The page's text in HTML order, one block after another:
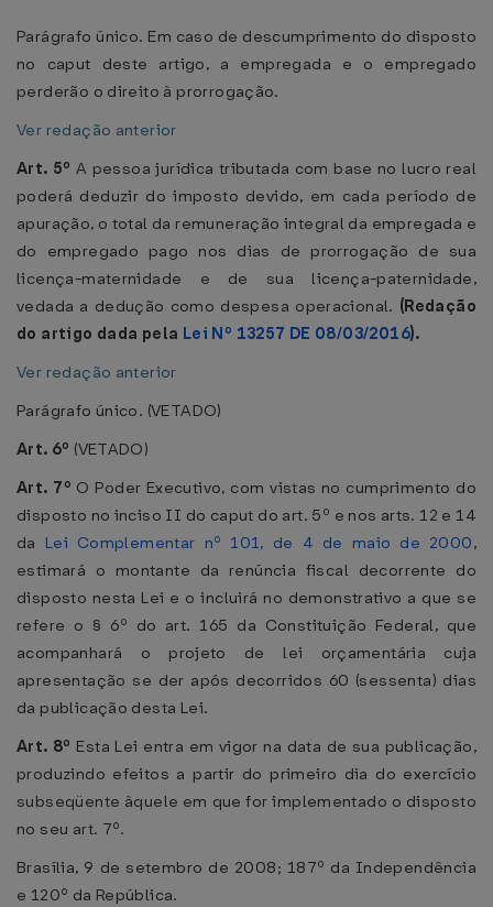
Parágrafo único. Em caso de descumprimento do disposto
no caput deste artigo, a empregada e o empregado
perderão o direito à prorrogação.
Ver redação anterior
Art. 5º A pessoa jurídica tributada com base no lucro real
poderá deduzir do imposto devido, em cada período de
apuração, o total da remuneração integral da empregada e
do empregado pago nos dias de prorrogação de sua
licença-maternidade e de sua licença-paternidade,
vedada a dedução como despesa operacional. (Redação
do artigo dada pela Lei Nº 13257 DE 08/03/2016).
Ver redação anterior
Parágrafo único. (VETADO)
Art. 6º (VETADO)
Art. 7º O Poder Executivo, com vistas no cumprimento do
disposto no inciso II do caput do art. 5º e nos arts. 12 e 14
da Lei Complementar nº 101, de 4 de maio de 2000,
estimará o montante da renúncia fiscal decorrente do
disposto nesta Lei e o incluirá no demonstrativo a que se
refere o § 6º do art. 165 da Constituição Federal, que
acompanhará o projeto de lei orçamentária cuja
apresentação se der após decorridos 60 (sessenta) dias
da publicação desta Lei.
Art. 8º Esta Lei entra em vigor na data de sua publicação,
produzindo efeitos a partir do primeiro dia do exercício
subseqüente àquele em que for implementado o disposto
no seu art. 7º.
Brasília, 9 de setembro de 2008; 187º da Independência
e 120º da República.